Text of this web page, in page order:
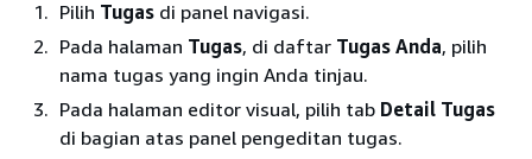
Pilih Tugas di panel navigasi.
Pada halaman Tugas, di daftar Tugas Anda, pilih
nama tugas yang ingin Anda tinjau.
Pada halaman editor visual, pilih tab Detail Tugas
di bagian atas panel pengeditan tugas.